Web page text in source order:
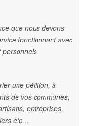
que nous devons
fonctionnant avec
personnels
une pétition, à
de vos communes,
entreprises,
etc…